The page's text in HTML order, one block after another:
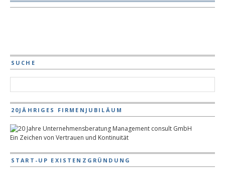
SUCHE
20JÄHRIGES FIRMENJUBILÄUM
Ein Zeichen von Vertrauen und Kontinuität
START-UP EXISTENZGRÜNDUNG